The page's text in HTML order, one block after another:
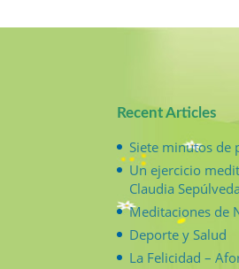
Recent Articles
Siete minutos de
Un ejercicio
Claudia Sepúlveda
Meditaciones de
Deporte y Salud
La Felicidad –